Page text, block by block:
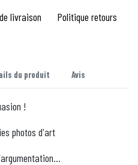
livraison Politique retours
du produit Avis
!
photos d'art